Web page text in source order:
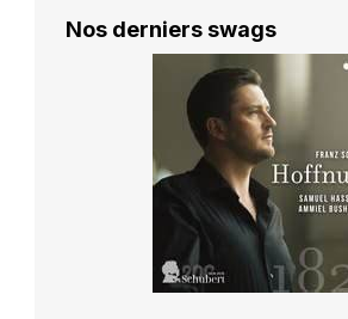
Nos derniers swags